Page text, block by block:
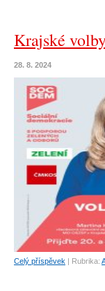
Krajské
28. 8. 2024
Celý příspěvek | Rubrika: